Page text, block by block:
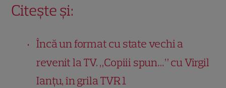
Citește și:
Încă un format cu state vechi a
revenit la TV. „Copiii spun…” cu Virgil
Ianțu, în grila TVR 1